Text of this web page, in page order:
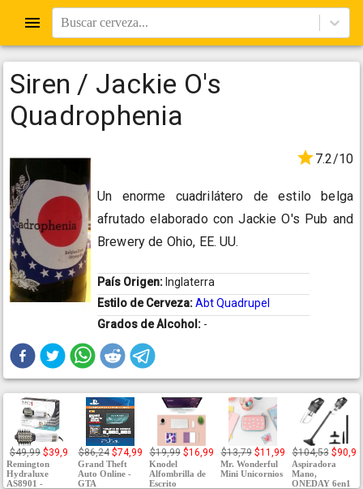
Buscar cerveza...
Siren / Jackie O's
Quadrophenia
7.2/10
Un enorme cuadrilátero de estilo belga
afrutado elaborado con Jackie O's Pub and
Brewery de Ohio, EE. UU.
País Origen: Inglaterra
Estilo de Cerveza:Abt Quadrupel
Grados de Alcohol: -
$49,99 $39,9
Remington
Hydraluxe
AS8901 -
$86,24 $74,99
Grand Theft
Auto Online -
GTA
$19,99 $16,99
Knodel
Alfombrilla de
Escrito
$13,79 $11,99
Mr. Wonderful
Mini Unicornios
$104,53 $90,9
Aspiradora
Mano,
ONEDAY 6en1